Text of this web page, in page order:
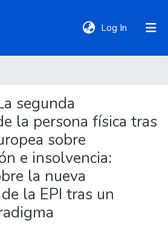
Log In (current)
segunda
la persona física tras
sobre
e insolvencia:
la nueva
la EPI tras un